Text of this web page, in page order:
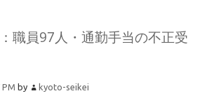
職員97人・通勤手当の不正受
PM by kyoto-seikei